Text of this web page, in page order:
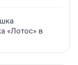
«Лотос» в